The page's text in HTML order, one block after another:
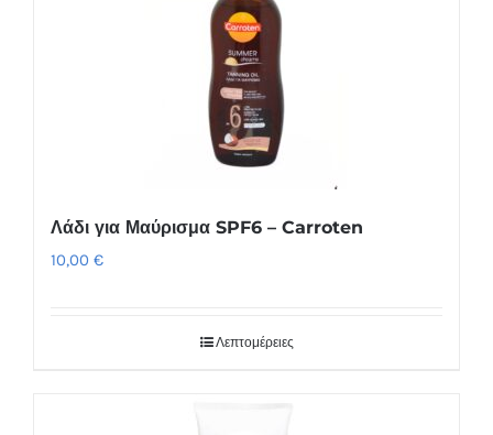
Λάδι για Μαύρισμα SPF6 – Carroten
10,00 €
Λεπτομέρειες